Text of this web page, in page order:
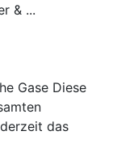
& ...
Gase Diese
das